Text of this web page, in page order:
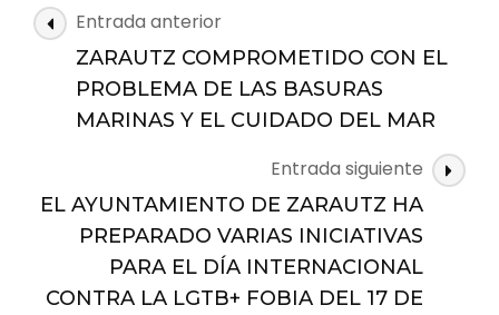
Navegación
de
entradas
Entrada anterior
ZARAUTZ COMPROMETIDO CON EL
PROBLEMA DE LAS BASURAS
MARINAS Y EL CUIDADO DEL MAR
Entrada siguiente
EL AYUNTAMIENTO DE ZARAUTZ HA
PREPARADO VARIAS INICIATIVAS
PARA EL DÍA INTERNACIONAL
CONTRA LA LGTB+ FOBIA DEL 17 DE